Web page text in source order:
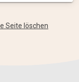
Seite löschen